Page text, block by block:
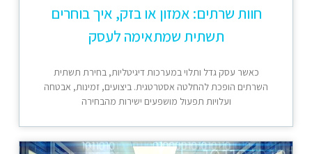
חוות שרתים: אמזון או בזק, איך בוחרים
תשתית שמתאימה לעסק
כאשר עסק גדל ותלוי במערכות דיגיטליות, בחירת תשתית
השרתים הופכת להחלטה אסטרטגית. ביצועים, זמינות, אבטחה
ועלויות תפעול מושפעים ישירות מהבחירה